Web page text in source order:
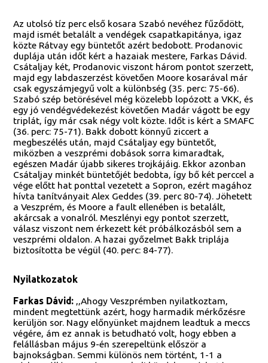
Az utolsó tíz perc első kosara Szabó nevéhez fűződött,
majd ismét betalált a vendégek csapatkapitánya, igaz
közte Rátvay egy büntetőt azért bedobott. Prodanovic
duplája után időt kért a hazaiak mestere, Farkas Dávid.
Csátaljay két, Prodanovic viszont három pontot szerzett,
majd egy labdaszerzést követően Moore kosarával már
csak egyszámjegyű volt a különbség (35. perc: 75-66).
Szabó szép betörésével még közelebb lopózott a VKK, és
egy jó vendégvédekezést követően Madár vágott be egy
triplát, így már csak négy volt közte. Időt is kért a SMAFC
(36. perc: 75-71). Bakk dobott könnyű ziccert a
megbeszélés után, majd Csátaljay egy büntetőt,
miközben a veszprémi dobások sorra kimaradtak,
egészen Madár újabb sikeres trojkájáig. Ekkor azonban
Csátaljay minkét büntetőjét bedobta, így bő két perccel a
vége előtt hat ponttal vezetett a Sopron, ezért magához
hívta tanítványait Alex Geddes (39. perc 80-74). Jöhetett
a Veszprém, és Moore a fault ellenében is betalált,
akárcsak a vonalról. Meszlényi egy pontot szerzett,
válasz viszont nem érkezett két próbálkozásból sem a
veszprémi oldalon. A hazai győzelmet Bakk triplája
biztosította be végül (40. perc: 84-77).
Nyilatkozatok
Farkas Dávid: ,,Ahogy Veszprémben nyilatkoztam,
mindent megtettünk azért, hogy harmadik mérkőzésre
kerüljön sor. Nagy előnyünket majdnem leadtuk a meccs
végére, ám ez annak is betudható volt, hogy ebben a
felállásban május 9-én szerepeltünk először a
bajnokságban. Semmi különös nem történt, 1-1 a